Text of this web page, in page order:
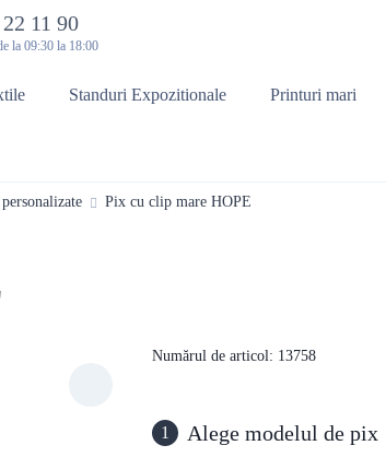
11 90
la 09:30 la 18:00
Standuri Expozitionale Printuri mari
Pix cu clip mare HOPE
Numărul de articol: 13758
1 Alege modelul de pix